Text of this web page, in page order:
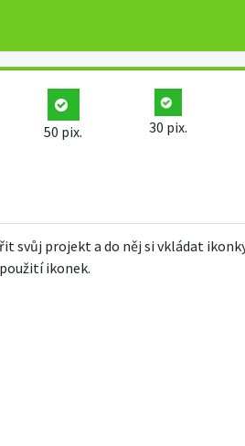
50 pix. 30 pix.
svůj projekt a do něj si vkládat
ikonek.